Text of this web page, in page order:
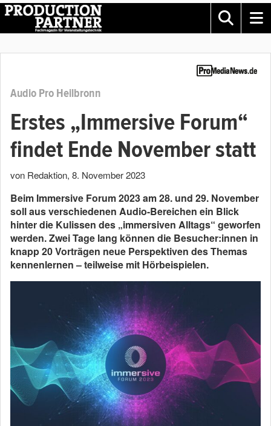
Audio Pro Heilbronn
Erstes „Immersive Forum“
findet Ende November statt
von Redaktion, 8. November 2023
Beim Immersive Forum 2023 am 28. und 29. November
soll aus verschiedenen Audio-Bereichen ein Blick
hinter die Kulissen des „immersiven Alltags“ geworfen
werden. Zwei Tage lang können die Besucher:innen in
knapp 20 Vorträgen neue Perspektiven des Themas
kennenlernen – teilweise mit Hörbeispielen.